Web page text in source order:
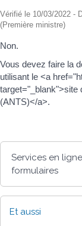
Vérifié le 10/03/2022 -
(Première ministre)
Non.
Vous devez faire la
utilisant le <a
target="_blank">site
(ANTS)</a>.
Services en
formulaires
Et aussi